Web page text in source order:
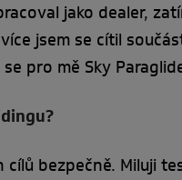
jako dealer,
jsem se cítil
pro mě Sky
bezpečně. Miluji